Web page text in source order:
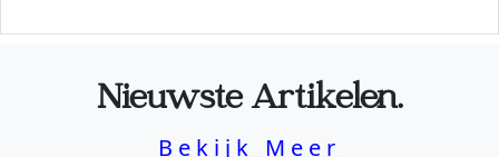
Nieuwste Artikelen.
Bekijk Meer